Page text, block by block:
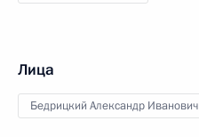
Лица
Бедрицкий Александр Иванович